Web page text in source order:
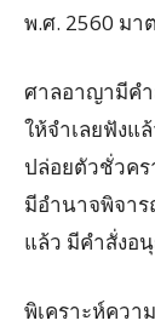
พ.ศ. 2560 มา
ศาลอาญามีคำ
ให้จำเลยฟังแ
ปล่อยตัวชั่วค
มีอำนาจพิจา
แล้ว มีคำสั่งอ
พิเคราะห์คว